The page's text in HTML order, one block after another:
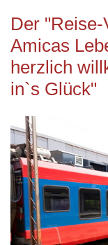
Der
Amicas
herzlich
in`s Glück"